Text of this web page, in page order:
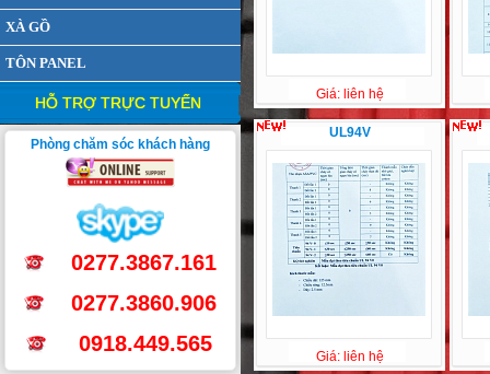
XÀ GỒ
TÔN PANEL
HỖ TRỢ TRỰC TUYẾN
Phòng chăm sóc khách hàng
0277.3867.161
0277.3860.906
0918.449.565
Giá: liên hệ
UL94V
Giá: liên hệ